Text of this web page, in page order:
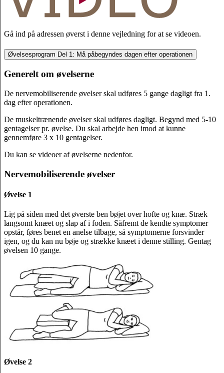
Gå ind på adressen øverst i denne vejledning for at se videoen.
Øvelsesprogram Del 1: Må påbegyndes dagen efter operationen
Generelt om øvelserne
De nervemobiliserende øvelser skal udføres 5 gange dagligt fra 1.
dag efter operationen.
De muskeltrænende øvelser skal udføres dagligt. Begynd med 5-10
gentagelser pr. øvelse. Du skal arbejde hen imod at kunne
gennemføre 3 x 10 gentagelser.
Du kan se videoer af øvelserne nedenfor.
Nervemobiliserende øvelser
Øvelse 1
Lig på siden med det øverste ben bøjet over hofte og knæ. Stræk
langsomt knæet og slap af i foden. Såfremt de kendte symptomer
opstår, føres benet en anelse tilbage, så symptomerne forsvinder
igen, og du kan nu bøje og strække knæet i denne stilling. Gentag
øvelsen 10 gange.
Øvelse 2